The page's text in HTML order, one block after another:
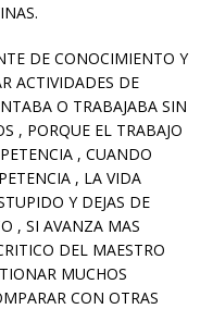
DE CONOCIMIENTO Y
ACTIVIDADES DE
O TRABAJABA SIN
, PORQUE EL TRABAJO
, CUANDO
, LA VIDA
Y DEJAS DE
, SI AVANZA MAS
DEL MAESTRO
MUCHOS
CON OTRAS